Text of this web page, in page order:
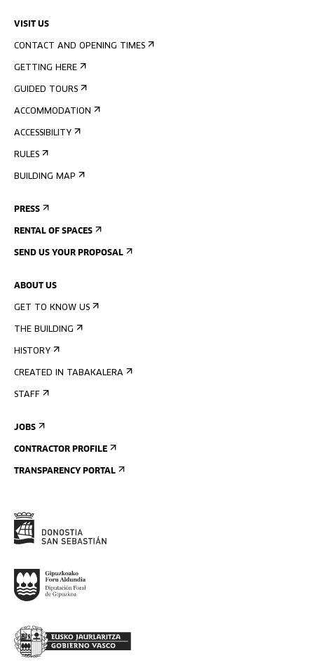
VISIT US
CONTACT AND OPENING TIMES
GETTING HERE
GUIDED TOURS
ACCOMMODATION
ACCESSIBILITY
RULES
BUILDING MAP
PRESS
RENTAL OF SPACES
SEND US YOUR PROPOSAL
ABOUT US
GET TO KNOW US
THE BUILDING
HISTORY
CREATED IN TABAKALERA
STAFF
JOBS
CONTRACTOR PROFILE
TRANSPARENCY PORTAL